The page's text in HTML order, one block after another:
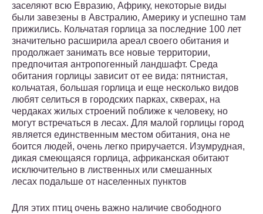
заселяют всю Евразию, Африку, некоторые виды
были завезены в Австралию, Америку и успешно там
прижились. Кольчатая горлица за последние 100 лет
значительно расширила ареал своего обитания и
продолжает занимать все новые территории,
предпочитая антропогенный ландшафт. Среда
обитания горлицы зависит от ее вида: пятнистая,
кольчатая, большая горлица и еще несколько видов
любят селиться в городских парках, скверах, на
чердаках жилых строений поближе к человеку, но
могут встречаться в лесах. Для малой горлицы город
является единственным местом обитания, она не
боится людей, очень легко приручается. Изумрудная,
дикая смеющаяся горлица, африканская обитают
исключительно в лиственных или смешанных
лесах подальше от населенных пунктов
Для этих птиц очень важно наличие свободного